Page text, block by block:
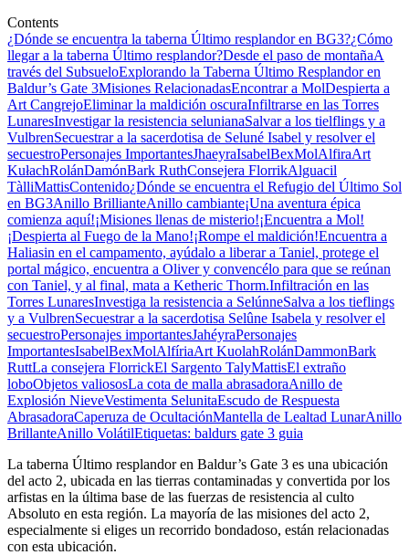
Contents
¿Dónde se encuentra la taberna Último resplandor en BG3?¿Cómo
llegar a la taberna Último resplandor?Desde el paso de montañaA
través del SubsueloExplorando la Taberna Último Resplandor en
Baldur’s Gate 3Misiones RelacionadasEncontrar a MolDespierta a
Art CangrejoEliminar la maldición oscuraInfiltrarse en las Torres
LunaresInvestigar la resistencia selunianaSalvar a los tielflings y a
VulbrenSecuestrar a la sacerdotisa de Seluné Isabel y resolver el
secuestroPersonajes ImportantesJhaeyraIsabelBexMolAlfiraArt
KułachRolánDamónBark RuthConsejera FlorrikAlguacil
TàlliMattisContenido¿Dónde se encuentra el Refugio del Último Sol
en BG3Anillo BrillianteAnillo cambiante¡Una aventura épica
comienza aquí!¡Misiones llenas de misterio!¡Encuentra a Mol!
¡Despierta al Fuego de la Mano!¡Rompe el maldición!Encuentra a
Haliasin en el campamento, ayúdalo a liberar a Taniel, protege el
portal mágico, encuentra a Oliver y convencélo para que se reúnan
con Taniel, y al final, mata a Ketheric Thorm.Infiltración en las
Torres LunaresInvestiga la resistencia a SelúnneSalva a los tieflings
y a VulbrenSecuestrar a la sacerdotisa Selûne Isabela y resolver el
secuestroPersonajes importantesJahéyraPersonajes
ImportantesIsabelBexMolAlfíriaArt KuolahRolánDammonBark
RuttLa consejera FlorrickEl Sargento TalyMattisEl extraño
loboObjetos valiososLa cota de malla abrasadoraAnillo de
Explosión NieveVestimenta SelunitaEscudo de Respuesta
AbrasadoraCaperuza de OcultaciónMantella de Lealtad LunarAnillo
BrillanteAnillo VolátilEtiquetas: baldurs gate 3 guia
La taberna Último resplandor en Baldur’s Gate 3 es una ubicación
del acto 2, ubicada en las tierras contaminadas y convertida por los
arfistas en la última base de las fuerzas de resistencia al culto
Absoluto en esta región. La mayoría de las misiones del acto 2,
especialmente si eliges un recorrido bondadoso, están relacionadas
con esta ubicación.